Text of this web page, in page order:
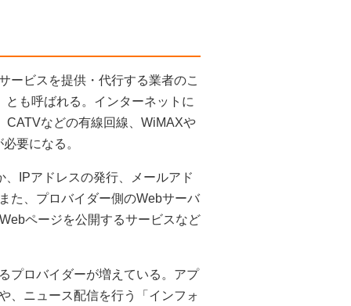
ービスを提供・代行する業者のこ
も呼ばれる。インターネットに
CATVなどの有線回線、WiMAXや
要になる。
IPアドレスの発行、メールアド
た、プロバイダー側のWebサーバ
ページを公開するサービスなど
プロバイダーが増えている。アプ
、ニュース配信を行う「インフォ